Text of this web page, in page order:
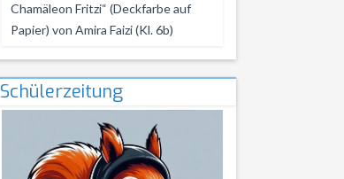
Chamäleon Fritzi“ (Deckfarbe auf
Papier) von Amira Faizi (Kl. 6b)
Schülerzeitung